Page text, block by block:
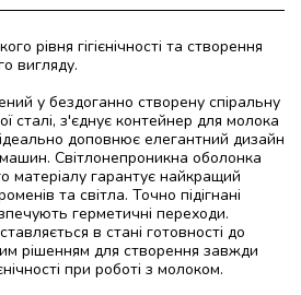
рівня гігієнічності та створення
вигляду.
у бездоганно створену спіральну
сталі, з'єднує контейнер для молока
доповнює елегантний дизайн
Світлонепроникна оболонка
матеріалу гарантує найкращий
та світла. Точно підігнані
герметичні переходи.
в стані готовності до
рішенням для створення завжди
при роботі з молоком.